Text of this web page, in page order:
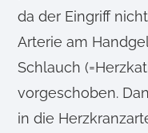
da der Eingriff
Arterie am
Schlauch
vorgeschoben.
in die